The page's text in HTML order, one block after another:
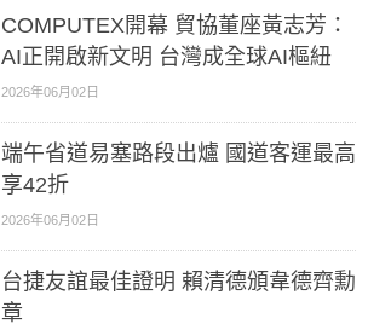
COMPUTEX開幕 貿協董座黃志芳：
AI正開啟新文明 台灣成全球AI樞紐
2026年06月02日
端午省道易塞路段出爐 國道客運最高
享42折
2026年06月02日
台捷友誼最佳證明 賴清德頒韋德齊勳
章